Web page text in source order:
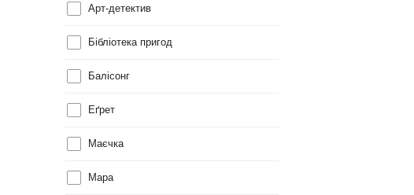
Арт-детектив
Бібліотека пригод
Балісонг
Еґрет
Маєчка
Мара